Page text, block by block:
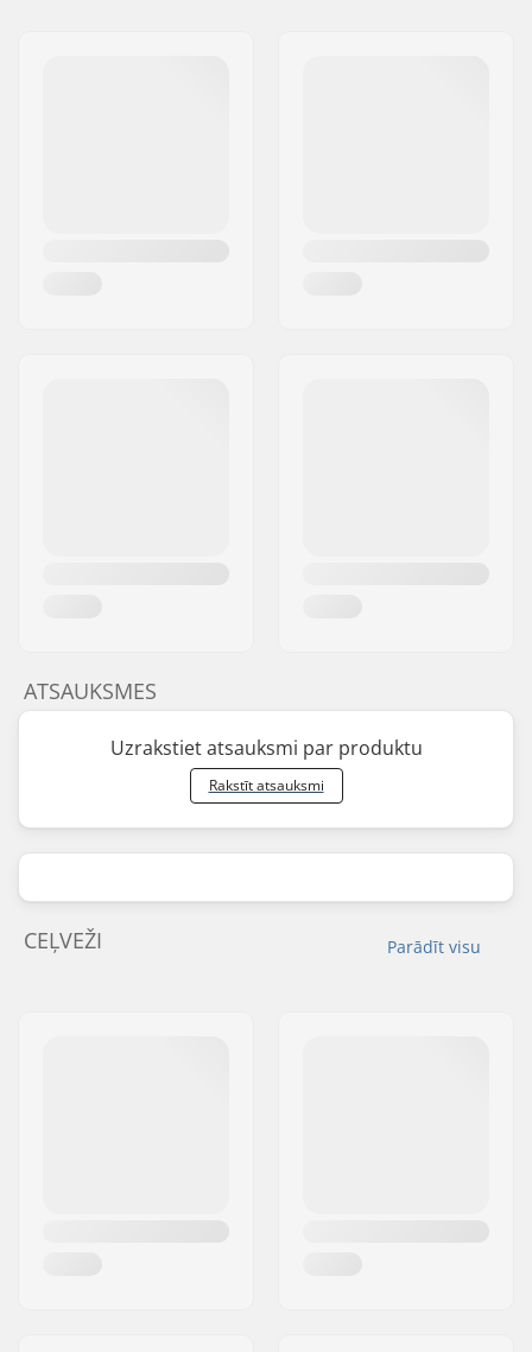
ATSAUKSMES
Uzrakstiet atsauksmi par produktu
Rakstīt atsauksmi
Parādīt visu
CEĻVEŽI